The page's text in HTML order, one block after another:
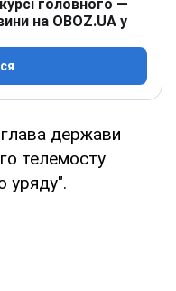
головного —
на OBOZ.UA у
держави
телемосту
уряду".